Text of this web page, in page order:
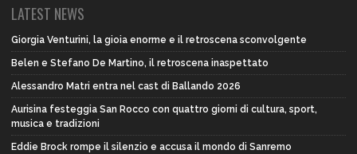
LATEST NEWS
Giorgia Venturini, la gioia enorme e il retroscena sconvolgente
Belen e Stefano De Martino, il retroscena inaspettato
Alessandro Matri entra nel cast di Ballando 2026
Aurisina festeggia San Rocco con quattro giorni di cultura, sport,
musica e tradizioni
Eddie Brock rompe il silenzio e accusa il mondo di Sanremo